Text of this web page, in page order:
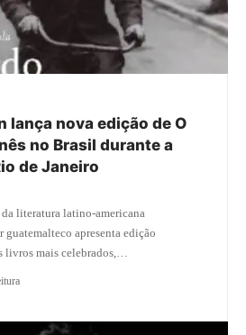
lança nova edição de O
no Brasil durante a
de Janeiro
literatura latino-americana
guatemalteco apresenta edição
livros mais celebrados,…